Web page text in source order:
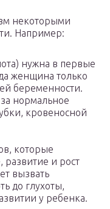
некоторыми
Например:
нужна в первые
женщина только
беременности.
нормальное
кровеносной
которые
и рост
вызвать
до глухоты,
у ребенка.